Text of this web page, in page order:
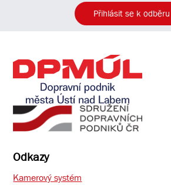
Přihlásit se k odběru
Odkazy
Kamerový systém